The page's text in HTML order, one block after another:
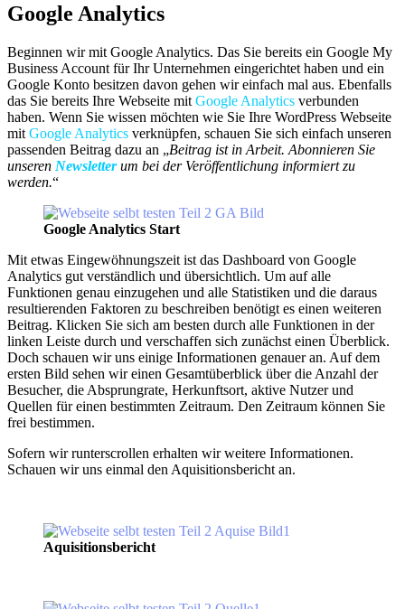
Google Analytics
Beginnen wir mit Google Analytics. Das Sie bereits ein Google My
Business Account für Ihr Unternehmen eingerichtet haben und ein
Google Konto besitzen davon gehen wir einfach mal aus. Ebenfalls
das Sie bereits Ihre Webseite mit Google Analytics verbunden
haben. Wenn Sie wissen möchten wie Sie Ihre WordPress Webseite
mit Google Analytics verknüpfen, schauen Sie sich einfach unseren
passenden Beitrag dazu an „Beitrag ist in Arbeit. Abonnieren Sie
unseren Newsletterum bei der Veröffentlichung informiert zu
werden.“
Google Analytics Start
Mit etwas Eingewöhnungszeit ist das Dashboard von Google
Analytics gut verständlich und übersichtlich. Um auf alle
Funktionen genau einzugehen und alle Statistiken und die daraus
resultierenden Faktoren zu beschreiben benötigt es einen weiteren
Beitrag. Klicken Sie sich am besten durch alle Funktionen in der
linken Leiste durch und verschaffen sich zunächst einen Überblick.
Doch schauen wir uns einige Informationen genauer an. Auf dem
ersten Bild sehen wir einen Gesamtüberblick über die Anzahl der
Besucher, die Absprungrate, Herkunftsort, aktive Nutzer und
Quellen für einen bestimmten Zeitraum. Den Zeitraum können Sie
frei bestimmen.
Sofern wir runterscrollen erhalten wir weitere Informationen.
Schauen wir uns einmal den Aquisitionsbericht an.
Aquisitionsbericht